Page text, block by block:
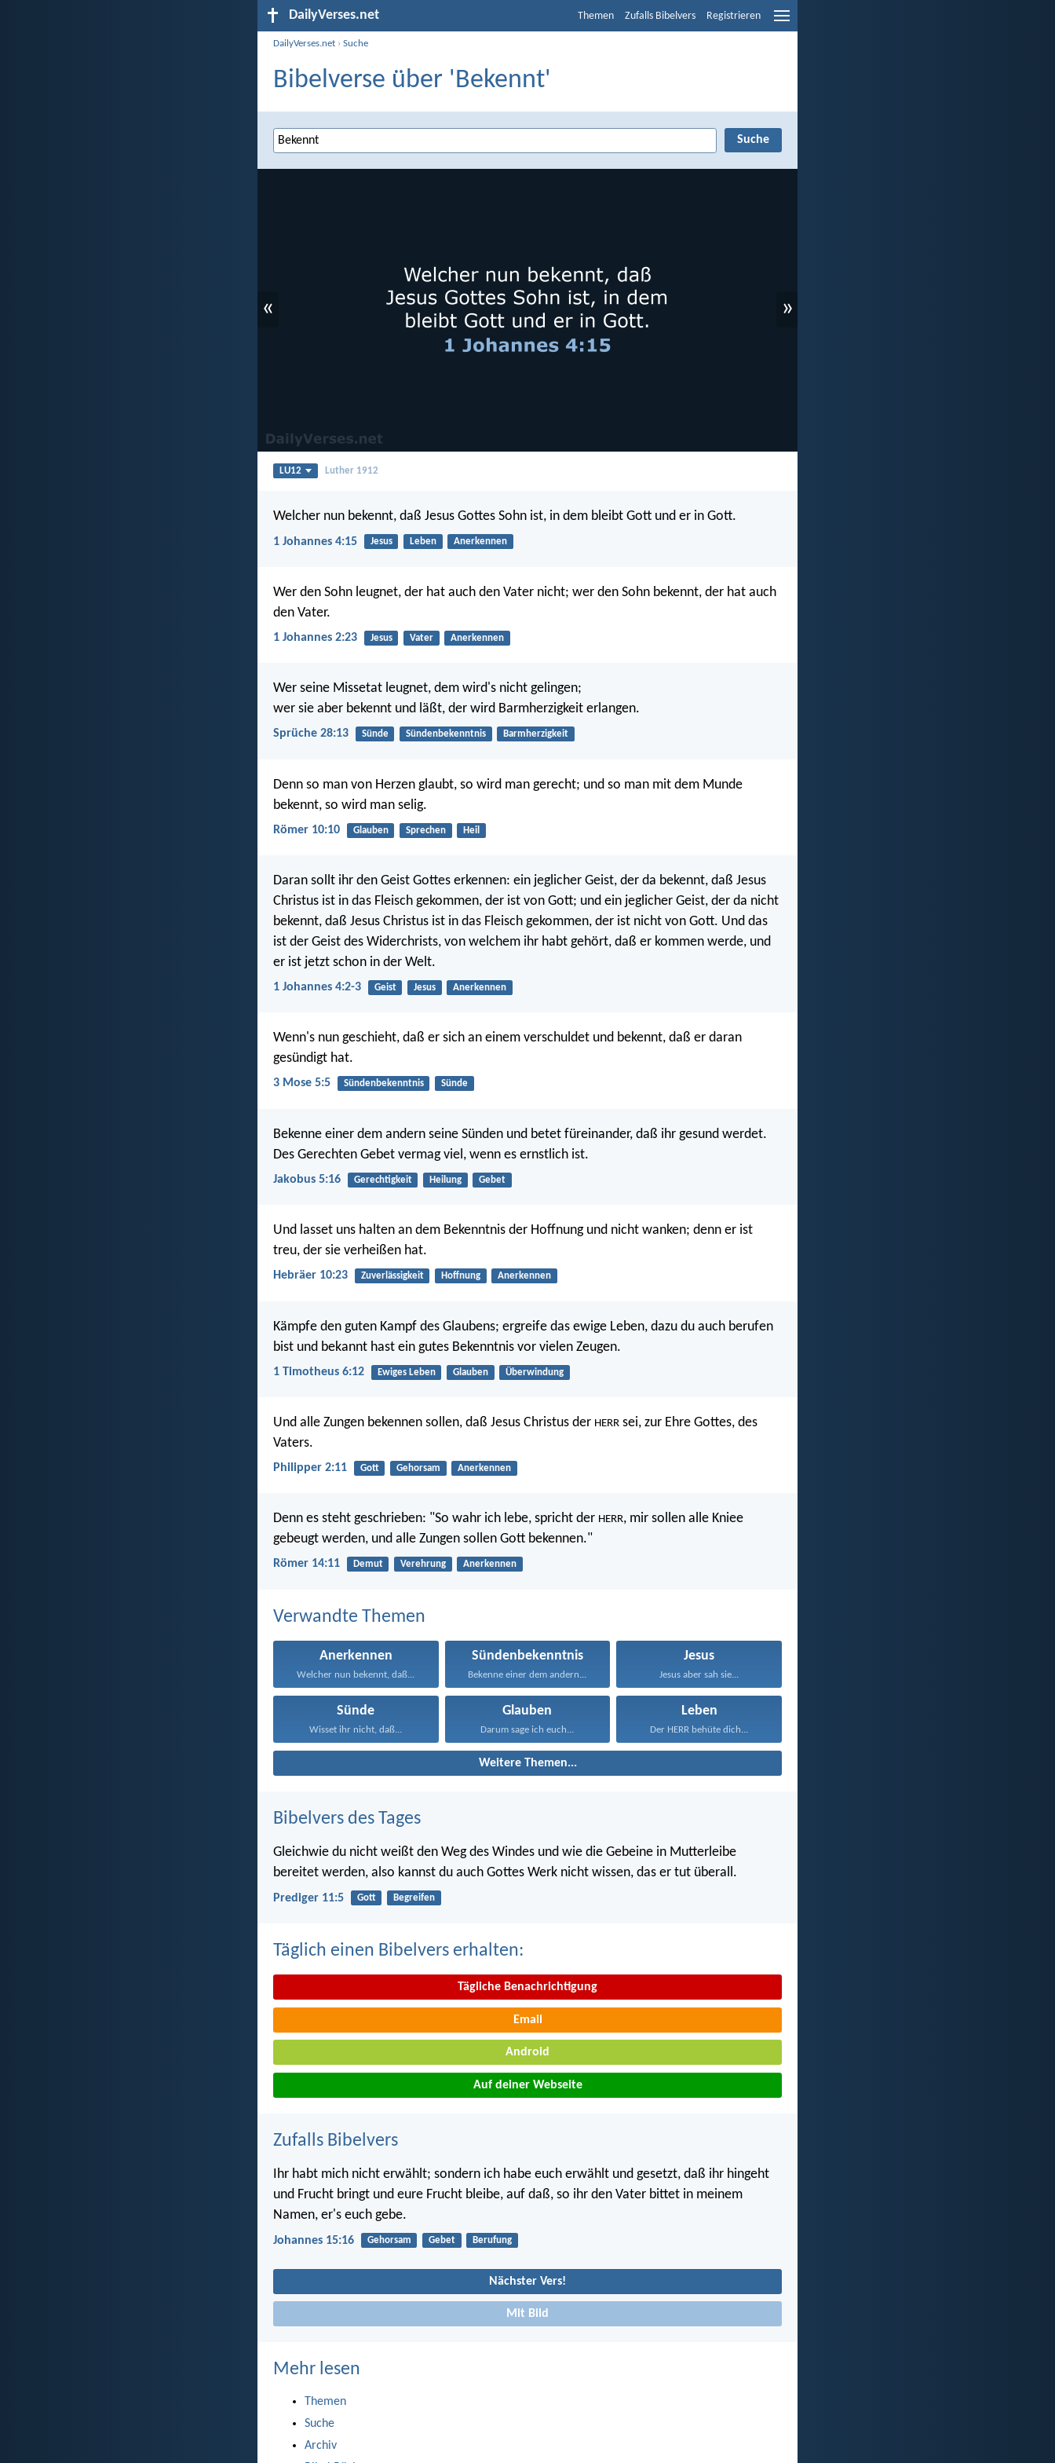
DailyVerses.net Themen Zufalls Bibelvers Registrieren
DailyVerses.net ›Suche
Bibelverse über 'Bekennt'
« »
LU12 Luther 1912
Welcher nun bekennt, daß Jesus Gottes Sohn ist, in dem bleibt Gott und er in Gott.
1 Johannes 4:15 Jesus Leben Anerkennen
Wer den Sohn leugnet, der hat auch den Vater nicht; wer den Sohn bekennt, der hat auch
den Vater.
1 Johannes 2:23 Jesus Vater Anerkennen
Wer seine Missetat leugnet, dem wird's nicht gelingen;
wer sie aber bekennt und läßt, der wird Barmherzigkeit erlangen.
Sprüche 28:13 Sünde Sündenbekenntnis Barmherzigkeit
Denn so man von Herzen glaubt, so wird man gerecht; und so man mit dem Munde
bekennt, so wird man selig.
Römer 10:10 Glauben Sprechen Heil
Daran sollt ihr den Geist Gottes erkennen: ein jeglicher Geist, der da bekennt, daß Jesus
Christus ist in das Fleisch gekommen, der ist von Gott; und ein jeglicher Geist, der da nicht
bekennt, daß Jesus Christus ist in das Fleisch gekommen, der ist nicht von Gott. Und das
ist der Geist des Widerchrists, von welchem ihr habt gehört, daß er kommen werde, und
er ist jetzt schon in der Welt.
1 Johannes 4:2-3 Geist Jesus Anerkennen
Wenn's nun geschieht, daß er sich an einem verschuldet und bekennt, daß er daran
gesündigt hat.
3 Mose 5:5 Sündenbekenntnis Sünde
Bekenne einer dem andern seine Sünden und betet füreinander, daß ihr gesund werdet.
Des Gerechten Gebet vermag viel, wenn es ernstlich ist.
Jakobus 5:16 Gerechtigkeit Heilung Gebet
Und lasset uns halten an dem Bekenntnis der Hoffnung und nicht wanken; denn er ist
treu, der sie verheißen hat.
Hebräer 10:23 Zuverlässigkeit Hoffnung Anerkennen
Kämpfe den guten Kampf des Glaubens; ergreife das ewige Leben, dazu du auch berufen
bist und bekannt hast ein gutes Bekenntnis vor vielen Zeugen.
1 Timotheus 6:12 Ewiges Leben Glauben Überwindung
Und alle Zungen bekennen sollen, daß Jesus Christus der HERR sei, zur Ehre Gottes, des
Vaters.
Philipper 2:11 Gott Gehorsam Anerkennen
Denn es steht geschrieben: "So wahr ich lebe, spricht der HERR, mir sollen alle Kniee
gebeugt werden, und alle Zungen sollen Gott bekennen."
Römer 14:11 Demut Verehrung Anerkennen
Verwandte Themen
Anerkennen
Welcher nun bekennt, daß...
Sündenbekenntnis
Bekenne einer dem andern...
Jesus
Jesus aber sah sie...
Sünde
Wisset ihr nicht, daß...
Glauben
Darum sage ich euch...
Leben
Der HERR behüte dich...
Weitere Themen...
Bibelvers des Tages
Gleichwie du nicht weißt den Weg des Windes und wie die Gebeine in Mutterleibe
bereitet werden, also kannst du auch Gottes Werk nicht wissen, das er tut überall.
Prediger 11:5 Gott Begreifen
Täglich einen Bibelvers erhalten:
Tägliche Benachrichtigung
Email
Android
Auf deiner Webseite
Zufalls Bibelvers
Ihr habt mich nicht erwählt; sondern ich habe euch erwählt und gesetzt, daß ihr hingeht
und Frucht bringt und eure Frucht bleibe, auf daß, so ihr den Vater bittet in meinem
Namen, er's euch gebe.
Johannes 15:16 Gehorsam Gebet Berufung
Nächster Vers!
Mit Bild
Mehr lesen
Themen
Suche
Archiv